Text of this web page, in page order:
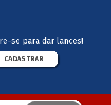
se para dar lances!
CADASTRAR